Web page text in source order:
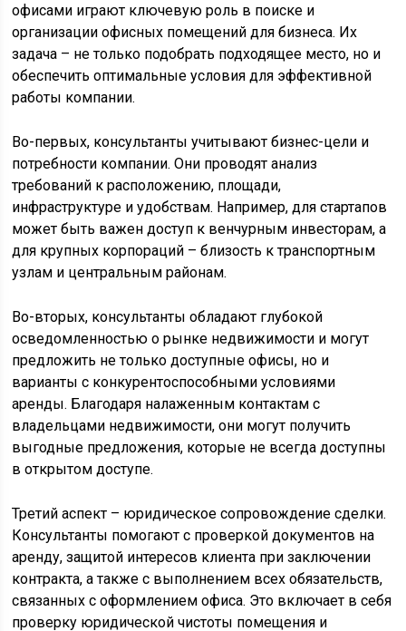
офисами играют ключевую роль в поиске и
организации офисных помещений для бизнеса. Их
задача – не только подобрать подходящее место, но и
обеспечить оптимальные условия для эффективной
работы компании.
Во-первых, консультанты учитывают бизнес-цели и
потребности компании. Они проводят анализ
требований к расположению, площади,
инфраструктуре и удобствам. Например, для стартапов
может быть важен доступ к венчурным инвесторам, а
для крупных корпораций – близость к транспортным
узлам и центральным районам.
Во-вторых, консультанты обладают глубокой
осведомленностью о рынке недвижимости и могут
предложить не только доступные офисы, но и
варианты с конкурентоспособными условиями
аренды. Благодаря налаженным контактам с
владельцами недвижимости, они могут получить
выгодные предложения, которые не всегда доступны
в открытом доступе.
Третий аспект – юридическое сопровождение сделки.
Консультанты помогают с проверкой документов на
аренду, защитой интересов клиента при заключении
контракта, а также с выполнением всех обязательств,
связанных с оформлением офиса. Это включает в себя
проверку юридической чистоты помещения и